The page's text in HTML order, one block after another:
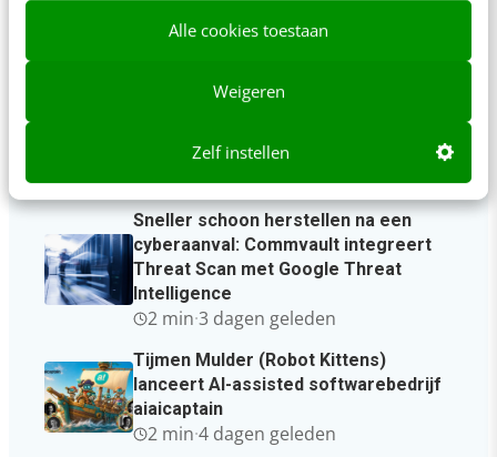
Alle cookies toestaan
Weigeren
Zelf instellen
Laatste berichten
RefugeeWork en Greenberry
lanceren vernieuwd
en werkgevers
3 min·2 dagen geleden
Sneller schoon herstellen na een
cyberaanval: Commvault integreert
Threat Scan met Google Threat
Intelligence
2 min·3 dagen geleden
Tijmen Mulder (Robot Kittens)
lanceert AI-assisted softwarebedrijf
aiaicaptain
2 min·4 dagen geleden